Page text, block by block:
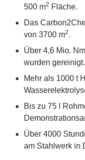
500m2 Fläche.
Das Carbon2
von 3700m2.
Über 4,6Mio.
wurden gereinigt.
Mehr als 1000t H
Bis zu 75l
Über 4000
am Stahlwerk in